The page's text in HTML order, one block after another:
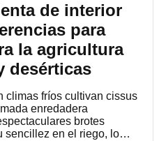
de interior
para
la agricultura
desérticas
climas fríos cultivan cissus
enredadera
brotes
sencillez en el riego, lo…